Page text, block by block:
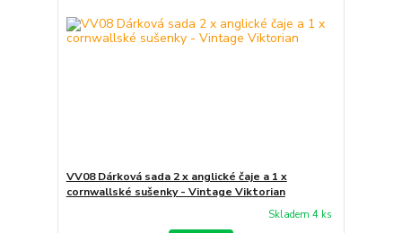
VV08 Dárková sada 2 x anglické čaje a 1 x
cornwallské sušenky - Vintage Viktorian
Skladem 4 ks